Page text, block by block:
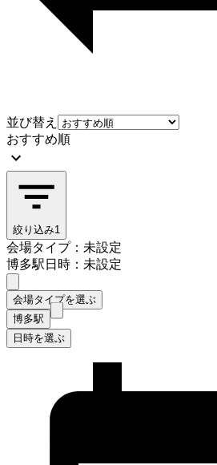
並び替え
おすすめ順
絞り込み1
会場タイプ：未設定
博多駅日時：未設定
会場タイプを選ぶ
博多駅
日時を選ぶ